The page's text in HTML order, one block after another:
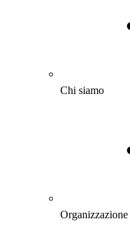
Chi siamo
Organizzazione